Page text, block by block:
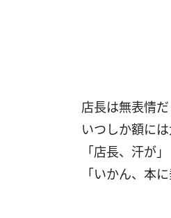
店長は無表情
いつしか額に
「店長、汗が」
「いかん、本